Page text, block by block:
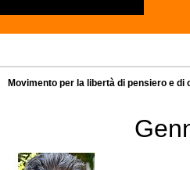
Movimento per la libertà di pensiero e di